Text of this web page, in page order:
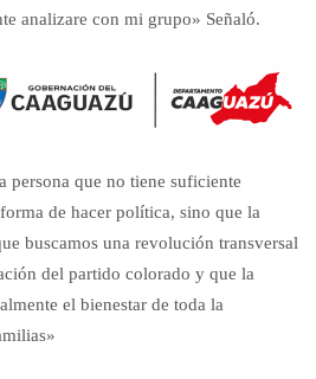
analizare con mi grupo» Señaló.
persona que no tiene suficiente
de hacer política, sino que la
buscamos una revolución transversal
del partido colorado y que la
el bienestar de toda la